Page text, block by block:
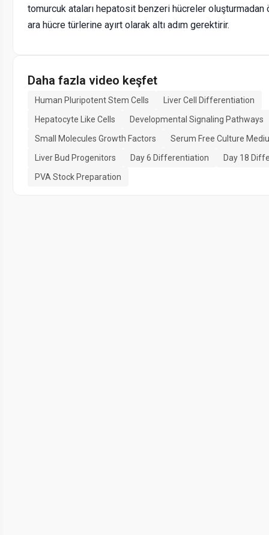
tomurcuk ataları hepatosit benzeri hücreler oluşturmadan
ara hücre türlerine ayırt olarak altı adım gerektirir.
Daha fazla video keşfet
Human Pluripotent Stem Cells
Liver Cell Differentiation
Hepatocyte Like Cells
Developmental Signaling Pathways
Small Molecules Growth Factors
Serum Free Culture
Liver Bud Progenitors
Day 6 Differentiation
Day 18
PVA Stock Preparation